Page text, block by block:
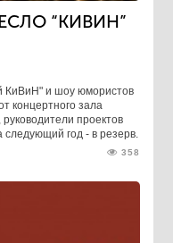
“КИВИН”
КиВиН" и шоу юмористов
концертного зала
проектов
год - в резерв.
358